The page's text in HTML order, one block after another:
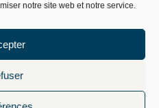
notre site web et notre service.